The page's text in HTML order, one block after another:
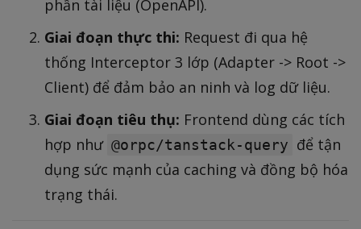
phần tài liệu (OpenAPI).
Giai đoạn thực thi: Request đi qua hệ
thống Interceptor 3 lớp (Adapter -> Root ->
Client) để đảm bảo an ninh và log dữ liệu.
Giai đoạn tiêu thụ: Frontend dùng các tích
hợp như @orpc/tanstack-query để tận
dụng sức mạnh của caching và đồng bộ hóa
trạng thái.